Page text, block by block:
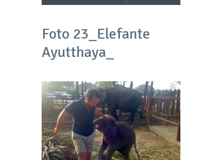
Foto 23_Elefante
Ayutthaya_